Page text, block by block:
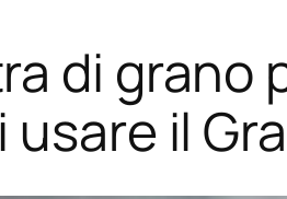
di grano
usare il